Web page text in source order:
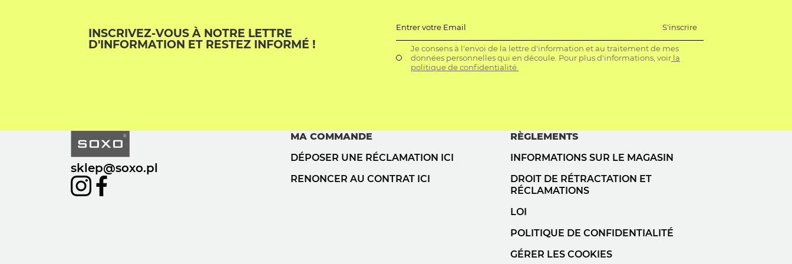
INSCRIVEZ-VOUS À NOTRE LETTRE
D'INFORMATION ET RESTEZ INFORMÉ !
Entrer votre Email S'inscrire
Je consens à l'envoi de la lettre d'information et au traitement de mes
données personnelles qui en découle. Pour plus d'informations, voir la
politique de confidentialité.
sklep@soxo.pl
MA COMMANDE
DÉPOSER UNE RÉCLAMATION ICI
RENONCER AU CONTRAT ICI
RÈGLEMENTS
INFORMATIONS SUR LE MAGASIN
DROIT DE RÉTRACTATION ET
RÉCLAMATIONS
LOI
POLITIQUE DE CONFIDENTIALITÉ
GÉRER LES COOKIES